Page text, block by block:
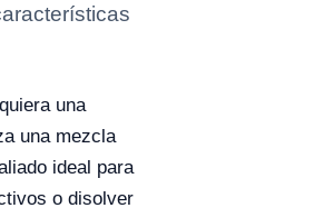
una
una mezcla
ideal para
o disolver